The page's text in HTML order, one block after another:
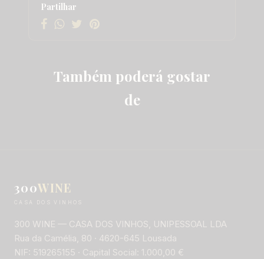
Partilhar
Também poderá gostar
de
300WINE
CASA DOS VINHOS
300 WINE — CASA DOS VINHOS, UNIPESSOAL LDA
Rua da Camélia, 80 · 4620-645 Lousada
NIF: 519265155 · Capital Social: 1.000,00 €